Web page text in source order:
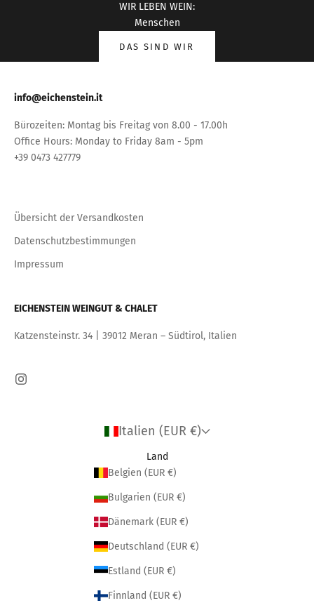
WIR LEBEN WEIN:
Menschen
DAS SIND WIR
info@eichenstein.it
Bürozeiten: Montag bis Freitag von 8.00 - 17.00h
Office Hours: Monday to Friday 8am - 5pm
+39 0473 427779
Übersicht der Versandkosten
Datenschutzbestimmungen
Impressum
EICHENSTEIN WEINGUT & CHALET
Katzensteinstr. 34 | 39012 Meran – Südtirol, Italien
Italien (EUR €)
Land
Belgien (EUR €)
Bulgarien (EUR €)
Dänemark (EUR €)
Deutschland (EUR €)
Estland (EUR €)
Finnland (EUR €)